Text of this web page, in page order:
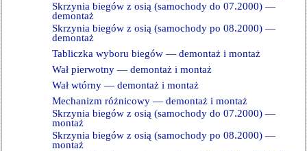
Skrzynia biegów z osią (samochody do 07.2000) —
demontaż
Skrzynia biegów z osią (samochody po 08.2000) —
demontaż
Tabliczka wyboru biegów — demontaż i montaż
Wał pierwotny — demontaż i montaż
Wał wtórny — demontaż i montaż
Mechanizm różnicowy — demontaż i montaż
Skrzynia biegów z osią (samochody do 07.2000) —
montaż
Skrzynia biegów z osią (samochody po 08.2000) —
montaż